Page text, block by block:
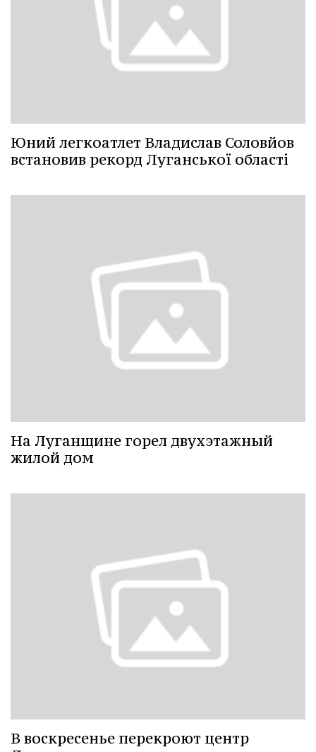
Юний легкоатлет Владислав Соловйов
встановив рекорд Луганської області
На Луганщине горел двухэтажный
жилой дом
В воскресенье перекроют центр